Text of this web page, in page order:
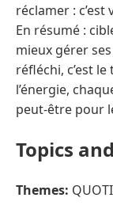
réclamer :
En résumé :
mieux gérer
réfléchi, c’est
l’énergie,
peut-être pour
Topics
Themes: